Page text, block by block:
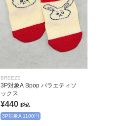
BREEZE
3P対象A Bpop バラエティソ
ックス
¥440 税込
3P対象A 1100円